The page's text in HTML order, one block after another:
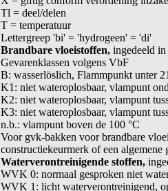
Tl = deel/delen
T = temperatuur
Lettergreep 'bi' = 'hydrogeen' = 'di'
Brandbare vloeistoffen, ingedeeld
Gevarenklassen volgens VbF
B: wasserlöslich, Flammpunkt unter
K1: niet wateroplosbaar, vlampunt
K2: niet wateroplosbaar, vlampunt
K3: niet wateroplosbaar, vlampunt
n.b.: vlampunt boven de 100 °C
Voor gvk-bakken voor brandbare
constructiekeurmerk of een
Waterverontreinigende stoffen,
WVK 0: normaal gesproken niet
WVK 1: licht waterverontreinigend,